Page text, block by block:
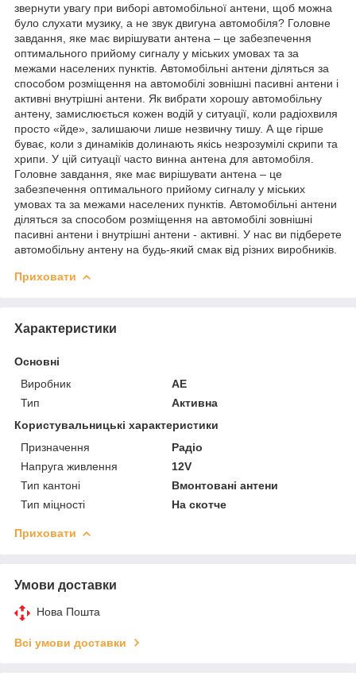
звернути увагу при виборі автомобільної антени, щоб можна
було слухати музику, а не звук двигуна автомобіля? Головне
завдання, яке має вирішувати антена – це забезпечення
оптимального прийому сигналу у міських умовах та за
межами населених пунктів. Автомобільні антени діляться за
способом розміщення на автомобілі зовнішні пасивні антени і
активні внутрішні антени. Як вибрати хорошу автомобільну
антену, замислюється кожен водій у ситуації, коли радіохвиля
просто «йде», залишаючи лише незвичну тишу. А ще гірше
буває, коли з динаміків долинають якісь незрозумілі скрипи та
хрипи. У цій ситуації часто винна антена для автомобіля.
Головне завдання, яке має вирішувати антена – це
забезпечення оптимального прийому сигналу у міських
умовах та за межами населених пунктів. Автомобільні антени
діляться за способом розміщення на автомобілі зовнішні
пасивні антени і внутрішні антени - активні. У нас ви підберете
автомобільну антену на будь-який смак від різних виробників.
Приховати
Характеристики
Основні
Виробник
AE
Тип
Активна
Користувальницькі характеристики
Призначення
Радіо
Напруга живлення
12V
Тип кантоні
Вмонтовані антени
Тип міцності
На скотче
Приховати
Умови доставки
Нова Пошта
Всі умови доставки